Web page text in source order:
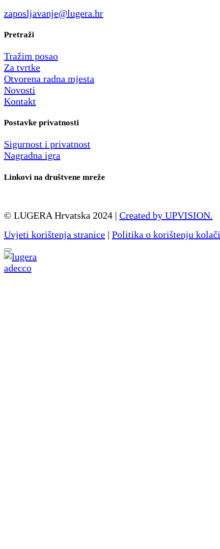
zaposljavanje@lugera.hr
Pretraži
Tražim posao
Za tvrtke
Otvorena radna mjesta
Novosti
Kontakt
Postavke privatnosti
Sigurnost i privatnost
Nagradna igra
Linkovi na društvene mreže
© LUGERA Hrvatska 2024 | Created by UPVISION.
Uvjeti korištenja stranice | Politika o korištenju